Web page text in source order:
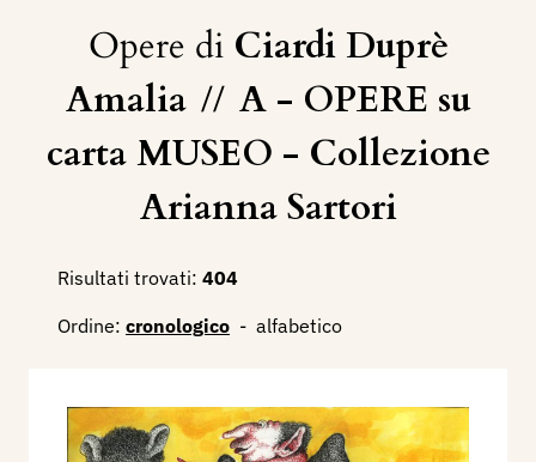
Opere di Ciardi Duprè
Amalia // A - OPERE su
carta MUSEO - Collezione
Arianna Sartori
Risultati trovati: 404
Ordine: cronologico - alfabetico